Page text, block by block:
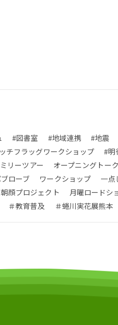
#図書室 #地域連携 #地震
チフラッグワークショップ
#明
リーツアー オープニングトーク
ローブ ワークショップ 一点
顔プロジェクト 月曜ロードシ
＃教育普及 ＃蜷川実花展熊本